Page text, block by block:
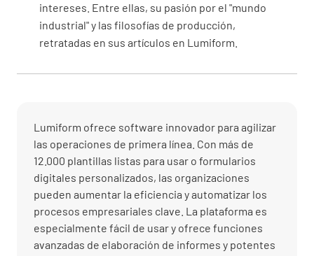
intereses. Entre ellas, su pasión por el "mundo
industrial" y las filosofías de producción,
retratadas en sus artículos en Lumiform.
Lumiform ofrece software innovador para agilizar
las operaciones de primera línea. Con más de
12.000 plantillas listas para usar o formularios
digitales personalizados, las organizaciones
pueden aumentar la eficiencia y automatizar los
procesos empresariales clave. La plataforma es
especialmente fácil de usar y ofrece funciones
avanzadas de elaboración de informes y potentes